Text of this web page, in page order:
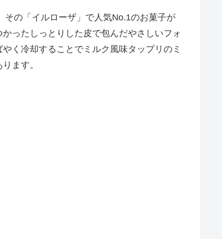
の「イルローザ」で人気No.1のお菓子が
ったしっとりした皮で包んだやさしいフォ
く冷却することでミルク風味タップリのミ
ます。